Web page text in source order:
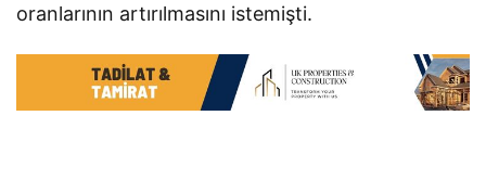
oranlarının artırılmasını istemişti.